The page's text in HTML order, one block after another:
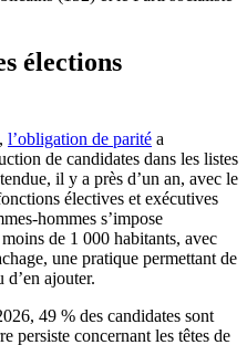
élections
l’obligation de parité a
de candidates dans les listes
il y a près d’un an, avec le
électives et exécutives
hommes s’impose
de 1 000 habitants, avec
une pratique permettant de
d’en ajouter.
49 % des candidates sont
persiste concernant les têtes de